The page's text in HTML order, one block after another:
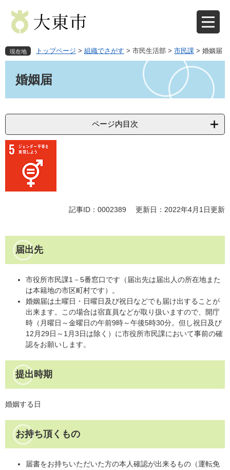
先
頭
を
飛
文
現在地 トップページ > 組織でさがす > 市民生活部 > 市民課 > 婚姻届
婚姻届
ページ内目次
記事ID：0002389 更新日：2022年4月1日更新
届出先
市役所市民課1－5番窓口です（届出先は届出人の所在地また
は本籍地の市区町村です）。
婚姻届は土曜日・日曜日及び祝日などでも届け出することが
出来ます。この場合は宿直員などが取り扱いますので、開庁
時（月曜日～金曜日の午前9時～午後5時30分。但し祝日及び
12月29日～1月3日は除く）に市役所市民課において事前の確
認をお願いします。
提出時期
婚姻する日
お持ち頂くもの
届書をお持ちいただいた方の本人確認が出来るもの（運転免